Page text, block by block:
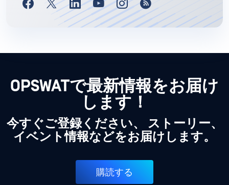
OPSWATで最新情報をお届け
します！
今すぐご登録ください、 ストーリー、
イベント情報などをお届けします。
購読する